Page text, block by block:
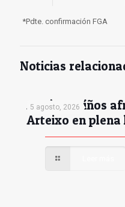
*Pdte. confirmación FGA
Noticias
5 agosto, 2026
Antón Muíños
Arteixo en plena